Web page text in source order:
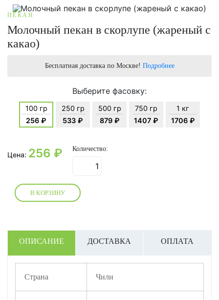
ПЕКАН
Молочный пекан в скорлупе (жареный с
какао)
Бесплатная доставка по Москве! Подробнее
Выберите фасовку:
100 гр
256 ₽
250 гр
533 ₽
500 гр
879 ₽
750 гр
1407 ₽
1 кг
1706 ₽
Цена: 256 ₽ Количество:
В КОРЗИНУ
ОПИСАНИЕ ДОСТАВКА ОПЛАТА
Страна Чили